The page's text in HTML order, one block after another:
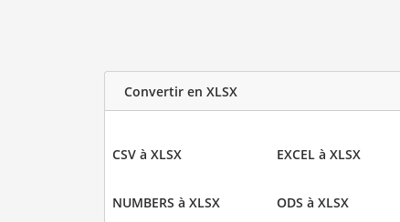
Convertir en XLSX
CSV à XLSX EXCEL à XLSX
NUMBERS à XLSX ODS à XLSX